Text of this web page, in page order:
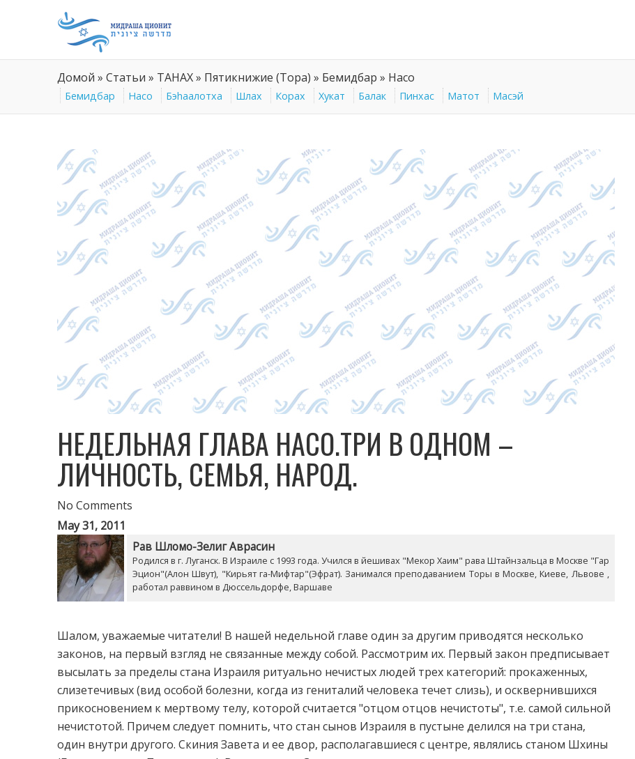
Домой » Статьи » ТАНАХ» Пятикнижие (Тора) » Бемидбар » Насо
Бемидбар Насо Бэhаалотха Шлах Корах Хукат Балак Пинхас Матот Масэй
НЕДЕЛЬНАЯ ГЛАВА НАСО.ТРИ В ОДНОМ –
ЛИЧНОСТЬ, СЕМЬЯ, НАРОД.
No Comments
May 31, 2011
Рав Шломо-Зелиг Аврасин
Родился в г. Луганск. В Израиле с 1993 года. Учился в йешивах "Мекор Хаим" рава Штайнзальца в Москве "Гар
Эцион"(Алон Швут), "Кирьят га-Мифтар"(Эфрат). Занимался преподаванием Торы в Москве, Киеве, Львове ,
работал раввином в Дюссельдорфе, Варшаве
Шалом, уважаемые читатели! В нашей недельной главе один за другим приводятся несколько
законов, на первый взгляд не связанные между собой. Рассмотрим их. Первый закон предписывает
высылать за пределы стана Израиля ритуально нечистых людей трех категорий: прокаженных,
слизетечивых (вид особой болезни, когда из гениталий человека течет слизь), и осквернившихся
прикосновением к мертвому телу, которой считается "отцом отцов нечистоты", т.е. самой сильной
нечистотой. Причем следует помнить, что стан сынов Израиля в пустыне делился на три стана,
один внутри другого. Скиния Завета и ее двор, располагавшиеся с центре, являлись станом Шхины